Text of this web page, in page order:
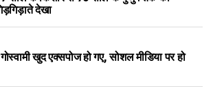
देखा
खुद एक्सपोज हो गए, सोशल मीडिया पर हो